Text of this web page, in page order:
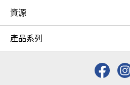
資源
產品系列